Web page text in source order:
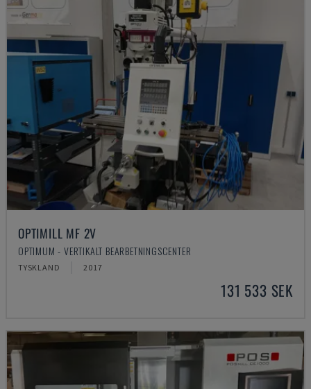
OPTIMILL MF 2V
OPTIMUM - VERTIKALT BEARBETNINGSCENTER
TYSKLAND 2017
131 533 SEK